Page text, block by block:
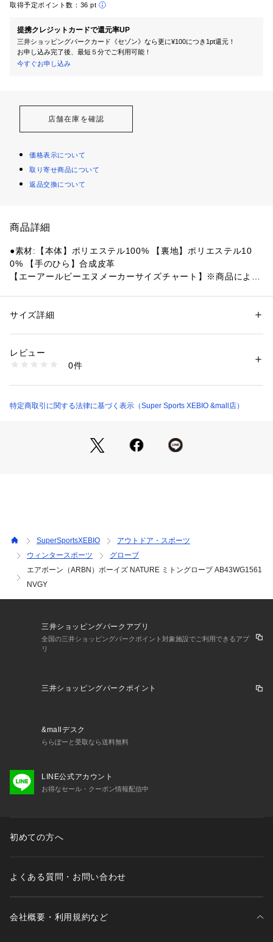
取得予定ポイント数： 36 pt
提携クレジットカードで還元率UP
三井ショッピングパークカード《セゾン》なら更に¥100につき1pt還元！
お申し込み完了後、最短５分でご利用可能！
今すぐお申し込み
店舗在庫を確認
価格表示について
取り寄せ商品について
返品交換について
商品詳細
●素材:【本体】ポリエステル100% 【裏地】ポリエステル10
0% 【手のひら】合成皮革
【エーアールビーエヌメーカーサイズチャート】※商品によっ
m 【JSサイズ】手囲い17cm 対象身長目安120～130cm 【JM
20cm 対象身長目安150～160cm
●透湿防水機能:外部からの水や風の侵入を防ぎ、身体から発せ
●ヒートクロス(HEAT-X):「ヒートクロス」は身体から発散さ
れる水分を吸収して熱を発する吸湿発熱素材です。衣服内の湿
そのため、掲載画像とはパターンの位置や内容が異なるものが
ありますが、商品自体の仕様の相違には該当いたしません。
※一部商品において弊社カラー表記がメーカーカラー表記と異
なる場合があります。
※掲載の価格・製品のパッケージ・デザイン・仕様について、
予告なく変更することがあります。あらかじめご了承くださ
い。エアーボーン ARBN ヴィクトリア ビクトリア サーフ&ス
ゅにあ 子供 アウトドア ウィンター スポーツ スノボー SKI SN
c awth2409_p 2501lyp_bun 25vic_lyp_week
性別：キッズ・ベビー
商品番号：
10842959601 （ショップ）
サイズ詳細
レビュー
0件
特定商取引に関する法律に基づく表示（Super Sports XEBIO &mall店）
SuperSportsXEBIO
アウトドア・スポーツ
ウィンタースポーツ
グローブ
エアボーン（ARBN）ボーイズ NATURE ミトングローブ AB43WG1561
NVGY
三井ショッピングパークアプリ
全国の三井ショッピングパークポイント対象施設でご利用できるアプ
リ
三井ショッピングパークポイント
&mallデスク
ららぽーと受取なら送料無料
LINE公式アカウント
お得なセール・クーポン情報配信中
初めての方へ
よくある質問・お問い合わせ
会社概要・利用規約など